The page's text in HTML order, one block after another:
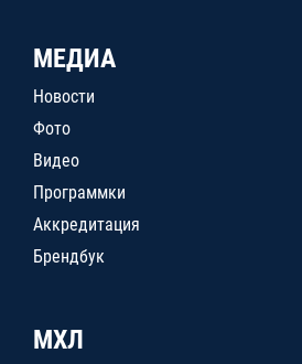
МЕДИА
Новости
Фото
Видео
Программки
Аккредитация
Брендбук
МХЛ